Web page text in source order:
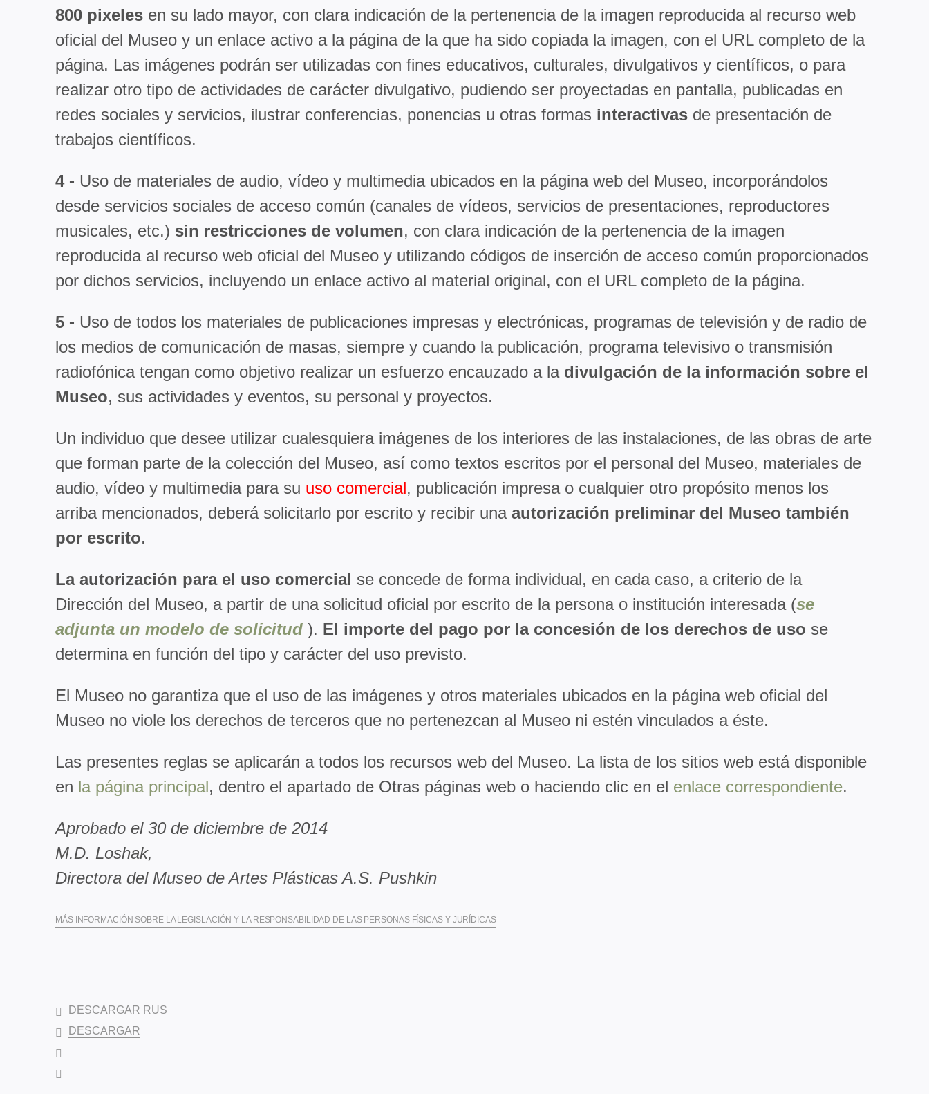
800 pixeles en su lado mayor, con clara indicación de la pertenencia de la imagen reproducida al recurso web
oficial del Museo y un enlace activo a la página de la que ha sido copiada la imagen, con el URL completo de la
página. Las imágenes podrán ser utilizadas con fines educativos, culturales, divulgativos y científicos, o para
realizar otro tipo de actividades de carácter divulgativo, pudiendo ser proyectadas en pantalla, publicadas en
redes sociales y servicios, ilustrar conferencias, ponencias u otras formas interactivas de presentación de
trabajos científicos.
4 - Uso de materiales de audio, vídeo y multimedia ubicados en la página web del Museo, incorporándolos
desde servicios sociales de acceso común (canales de vídeos, servicios de presentaciones, reproductores
musicales, etc.) sin restricciones de volumen, con clara indicación de la pertenencia de la imagen
reproducida al recurso web oficial del Museo y utilizando códigos de inserción de acceso común proporcionados
por dichos servicios, incluyendo un enlace activo al material original, con el URL completo de la página.
5 - Uso de todos los materiales de publicaciones impresas y electrónicas, programas de televisión y de radio de
los medios de comunicación de masas, siempre y cuando la publicación, programa televisivo o transmisión
radiofónica tengan como objetivo realizar un esfuerzo encauzado a la divulgación de la información sobre el
Museo, sus actividades y eventos, su personal y proyectos.
Un individuo que desee utilizar cualesquiera imágenes de los interiores de las instalaciones, de las obras de arte
que forman parte de la colección del Museo, así como textos escritos por el personal del Museo, materiales de
audio, vídeo y multimedia para su uso comercial, publicación impresa o cualquier otro propósito menos los
arriba mencionados, deberá solicitarlo por escrito y recibir unaautorización preliminar del Museo también
por escrito.
La autorización para el uso comercial se concede de forma individual, en cada caso, a criterio de la
Dirección del Museo, a partir de una solicitud oficial por escrito de la persona o institución interesada (se
adjunta un modelo de solicitud ). El importe del pago por la concesión de los derechos de uso se
determina en función del tipo y carácter del uso previsto.
El Museo no garantiza que el uso de las imágenes y otros materiales ubicados en la página web oficial del
Museo no viole los derechos de terceros que no pertenezcan al Museo ni estén vinculados a éste.
Las presentes reglas se aplicarán a todos los recursos web del Museo. La lista de los sitios web está disponible
en la página principal, dentro el apartado de Otras páginas web o haciendo clic en el enlace correspondiente.
Aprobado el 30 de diciembre de 2014
M.D. Loshak,
Directora del Museo de Artes Plásticas A.S. Pushkin
MÁS INFORMACIÓN SOBRE LA LEGISLACIÓN Y LA RESPONSABILIDAD DE LAS PERSONAS FÍSICAS Y JURÍDICAS
DESCARGAR RUS
DESCARGAR